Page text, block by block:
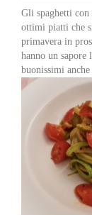
Gli spaghetti
ottimi piatti che
primavera in
hanno un sapore
buonissimi